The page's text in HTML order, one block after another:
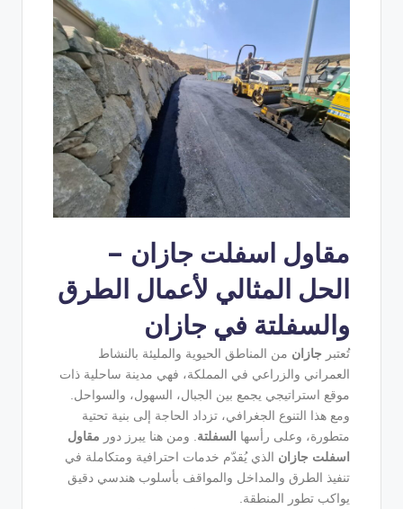
مقاول اسفلت جازان –
الحل المثالي لأعمال الطرق
والسفلتة في جازان
تُعتبر جازان من المناطق الحيوية والمليئة بالنشاط
العمراني والزراعي في المملكة، فهي مدينة ساحلية ذات
موقع استراتيجي يجمع بين الجبال، السهول، والسواحل.
ومع هذا التنوع الجغرافي، تزداد الحاجة إلى بنية تحتية
متطورة، وعلى رأسها السفلتة . ومن هنا يبرز دور مقاول
اسفلت جازان الذي يُقدّم خدمات احترافية ومتكاملة في
تنفيذ الطرق والمداخل والمواقف بأسلوب هندسي دقيق
يواكب تطور المنطقة.